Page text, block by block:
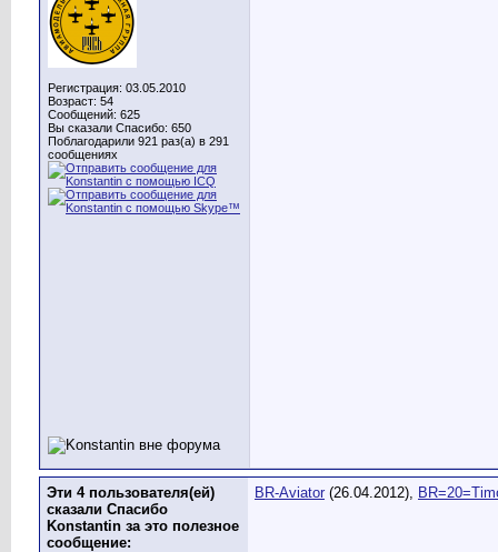
Регистрация: 03.05.2010
Возраст: 54
Сообщений: 625
Вы сказали Спасибо: 650
Поблагодарили 921 раз(а) в 291
сообщениях
Эти 4 пользователя(ей)
сказали Спасибо
Konstantin за это полезное
сообщение:
BR-Aviator (26.04.2012),